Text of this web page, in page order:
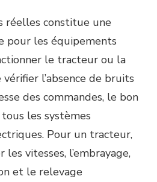
réelles constitue une
pour les équipements
le tracteur ou la
l’absence de bruits
des commandes, le bon
les systèmes
Pour un tracteur,
vitesses, l’embrayage,
et le relevage